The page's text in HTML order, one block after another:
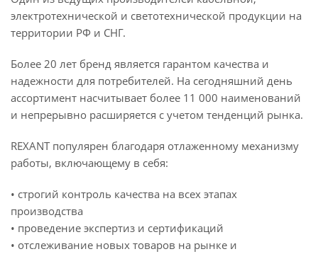
электротехнической и светотехнической продукции на
территории РФ и СНГ.
Более 20 лет бренд является гарантом качества и
надежности для потребителей. На сегодняшний день
ассортимент насчитывает более 11 000 наименований
и непрерывно расширяется с учетом тенденций рынка.
REXANT популярен благодаря отлаженному механизму
работы, включающему в себя:
• строгий контроль качества на всех этапах
производства
• проведение экспертиз и сертификаций
• отслеживание новых товаров на рынке и